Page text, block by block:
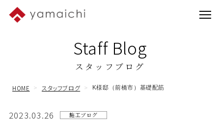
Staff Blog
スタッフブログ
HOME スタッフブログ K様邸（前橋市）基礎配筋
2023.03.26 施工ブログ